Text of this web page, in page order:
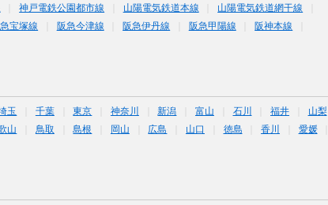
神戸電鉄公園都市線 山陽電気鉄道本線
山陽電気鉄道網干線
宝塚線 阪急今津線 阪急伊丹線 阪急甲陽線
阪神本線
玉 千葉 東京 神奈川 新潟 富山 石川 福井
山梨
山 鳥取 島根 岡山 広島 山口 徳島 香川
愛媛